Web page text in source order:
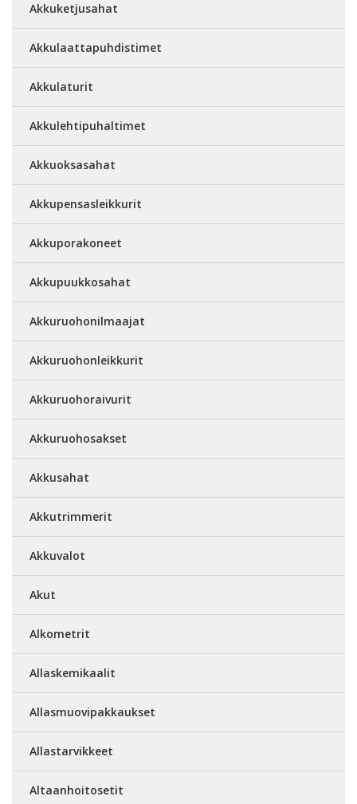
Akkuketjusahat
Akkulaattapuhdistimet
Akkulaturit
Akkulehtipuhaltimet
Akkuoksasahat
Akkupensasleikkurit
Akkuporakoneet
Akkupuukkosahat
Akkuruohonilmaajat
Akkuruohonleikkurit
Akkuruohoraivurit
Akkuruohosakset
Akkusahat
Akkutrimmerit
Akkuvalot
Akut
Alkometrit
Allaskemikaalit
Allasmuovipakkaukset
Allastarvikkeet
Altaanhoitosetit